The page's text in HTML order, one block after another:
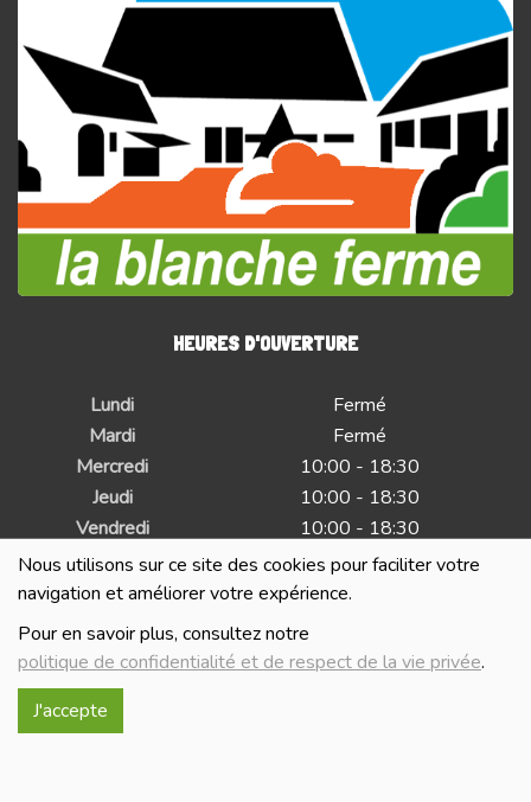
Nous utilisons sur ce site des cookies pour faciliter votre
navigation et améliorer votre expérience.
Pour en savoir plus, consultez notre
politique de confidentialité et de respect de la vie privée.
J'accepte
HEURES D'OUVERTURE
Lundi
Fermé
Mardi
Fermé
Mercredi
10:00 - 18:30
Jeudi
10:00 - 18:30
Vendredi
10:00 - 18:30
Samedi
10:00 - 18:30
Dimanche
Fermé
INFORMATIONS ALLERGÈNES
Tous nos produits sont susceptibles de contenir des
allergènes. Si vous souhaitez avoir de plus amples